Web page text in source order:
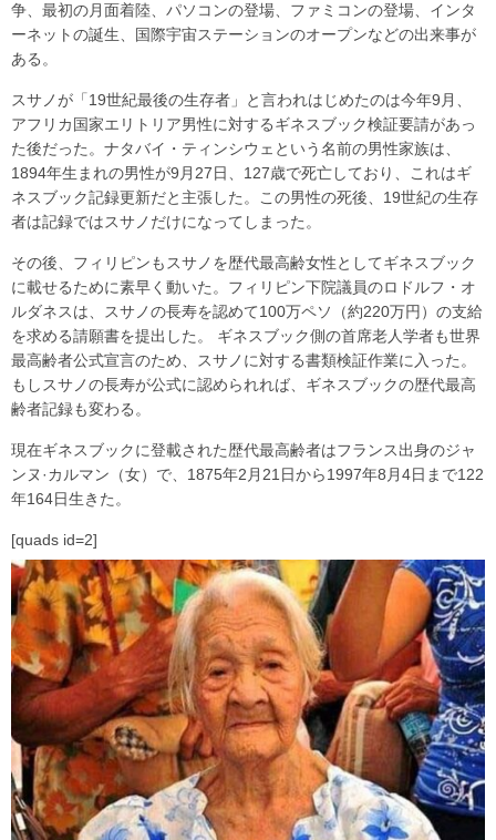
争、最初の月面着陸、パソコンの登場、ファミコンの登場、インタ
ーネットの誕生、国際宇宙ステーションのオープンなどの出来事が
ある。
スサノが「19世紀最後の生存者」と言われはじめたのは今年9月、
アフリカ国家エリトリア男性に対するギネスブック検証要請があっ
た後だった。ナタバイ・ティンシウェという名前の男性家族は、
1894年生まれの男性が9月27日、127歳で死亡しており、これはギ
ネスブック記録更新だと主張した。この男性の死後、19世紀の生存
者は記録ではスサノだけになってしまった。
その後、フィリピンもスサノを歴代最高齢女性としてギネスブック
に載せるために素早く動いた。フィリピン下院議員のロドルフ・オ
ルダネスは、スサノの長寿を認めて100万ペソ（約220万円）の支給
を求める請願書を提出した。 ギネスブック側の首席老人学者も世界
最高齢者公式宣言のため、スサノに対する書類検証作業に入った。
もしスサノの長寿が公式に認められれば、ギネスブックの歴代最高
齢者記録も変わる。
現在ギネスブックに登載された歴代最高齢者はフランス出身のジャ
ンヌ·カルマン（女）で、1875年2月21日から1997年8月4日まで122
年164日生きた。
[quads id=2]